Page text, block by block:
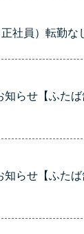
社員）転勤な
らせ【ふた
らせ【ふた